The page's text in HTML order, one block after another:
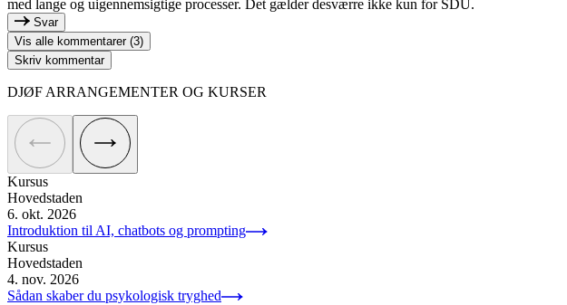
med lange og uigennemsigtige processer. Det gælder desværre ikke kun for SDU.
Svar
Vis alle kommentarer (3)
Skriv kommentar
DJØF ARRANGEMENTER OG KURSER
Kursus
Hovedstaden
6. okt. 2026
Introduktion til AI, chatbots og prompting
Kursus
Hovedstaden
4. nov. 2026
Sådan skaber du psykologisk tryghed